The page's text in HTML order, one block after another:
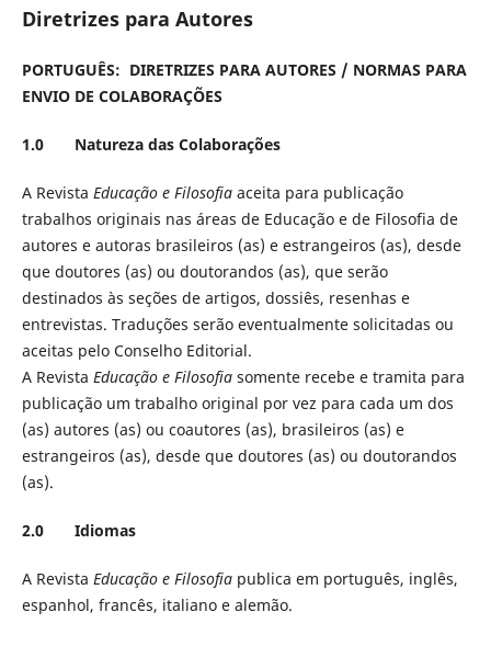
Diretrizes para Autores
PORTUGUÊS: DIRETRIZES PARA AUTORES / NORMAS PARA
ENVIO DE COLABORAÇÕES
1.0 Natureza das Colaborações
A Revista Educação e Filosofiaaceita para publicação
trabalhos originais nas áreas de Educação e de Filosofia de
autores e autoras brasileiros (as) e estrangeiros (as), desde
que doutores (as) ou doutorandos (as), que serão
destinados às seções de artigos, dossiês, resenhas e
entrevistas. Traduções serão eventualmente solicitadas ou
aceitas pelo Conselho Editorial.
A Revista Educação e Filosofiasomente recebe e tramita para
publicação um trabalho original por vez para cada um dos
(as) autores (as) ou coautores (as), brasileiros (as) e
estrangeiros (as), desde que doutores (as) ou doutorandos
(as).
2.0 Idiomas
A Revista Educação e Filosofiapublica em português, inglês,
espanhol, francês, italiano e alemão.